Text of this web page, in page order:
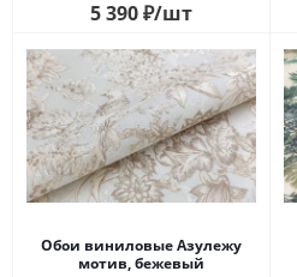
5 390₽/шт
Обои виниловые Азулежу
мотив, бежевый